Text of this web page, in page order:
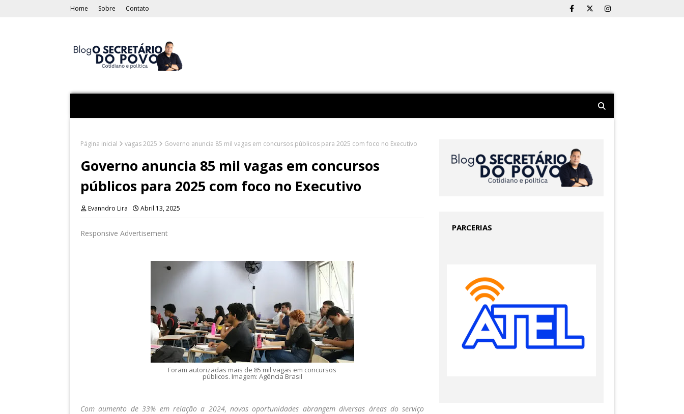
Home Sobre Contato
Página inicial vagas 2025 Governo anuncia 85 mil vagas em concursos públicos para 2025 com foco no Executivo
Governo anuncia 85 mil vagas em concursos
públicos para 2025 com foco no Executivo
Evanndro Lira Abril 13, 2025
Responsive Advertisement
Foram autorizadas mais de 85 mil vagas em concursos
públicos. Imagem: Agência Brasil
Com aumento de 33% em relação a 2024, novas oportunidades abrangem diversas áreas do serviço
PARCERIAS